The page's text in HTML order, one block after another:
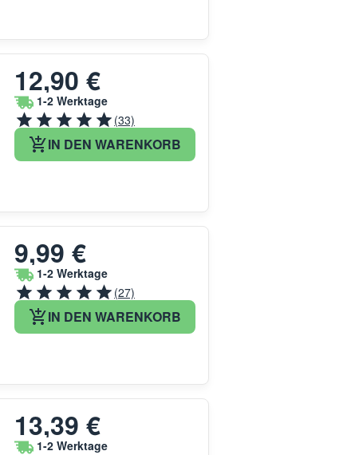
12,90 €
1-2 Werktage
(33)
IN DEN WARENKORB
9,99 €
1-2 Werktage
(27)
IN DEN WARENKORB
13,39 €
1-2 Werktage